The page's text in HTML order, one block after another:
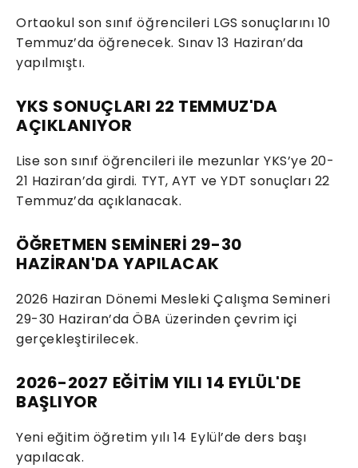
Ortaokul son sınıf öğrencileri LGS sonuçlarını 10
Temmuz’da öğrenecek. Sınav 13 Haziran’da
yapılmıştı.
YKS SONUÇLARI 22 TEMMUZ'DA
AÇIKLANIYOR
Lise son sınıf öğrencileri ile mezunlar YKS’ye 20-
21 Haziran’da girdi. TYT, AYT ve YDT sonuçları 22
Temmuz’da açıklanacak.
ÖĞRETMEN SEMİNERİ 29-30
HAZİRAN'DA YAPILACAK
2026 Haziran Dönemi Mesleki Çalışma Semineri
29-30 Haziran’da ÖBA üzerinden çevrim içi
gerçekleştirilecek.
2026-2027 EĞİTİM YILI 14 EYLÜL'DE
BAŞLIYOR
Yeni eğitim öğretim yılı 14 Eylül’de ders başı
yapılacak.